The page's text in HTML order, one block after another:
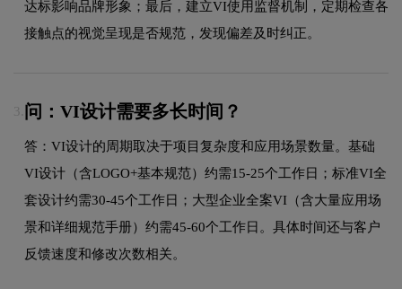
达标影响品牌形象；最后，建立VI使用监督机制，定期检查各
接触点的视觉呈现是否规范，发现偏差及时纠正。
3. 问：VI设计需要多长时间？
答：VI设计的周期取决于项目复杂度和应用场景数量。基础
VI设计（含LOGO+基本规范）约需15-25个工作日；标准VI全
套设计约需30-45个工作日；大型企业全案VI（含大量应用场
景和详细规范手册）约需45-60个工作日。具体时间还与客户
反馈速度和修改次数相关。